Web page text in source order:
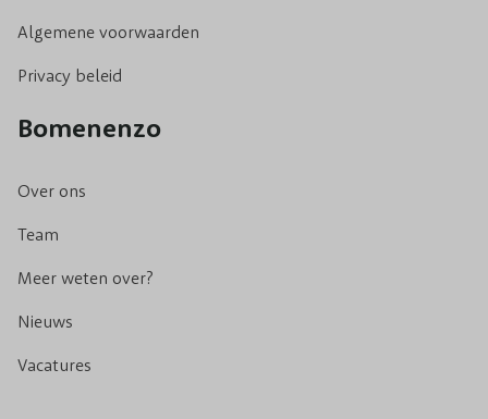
Algemene voorwaarden
Privacy beleid
Bomenenzo
Over ons
Team
Meer weten over?
Nieuws
Vacatures